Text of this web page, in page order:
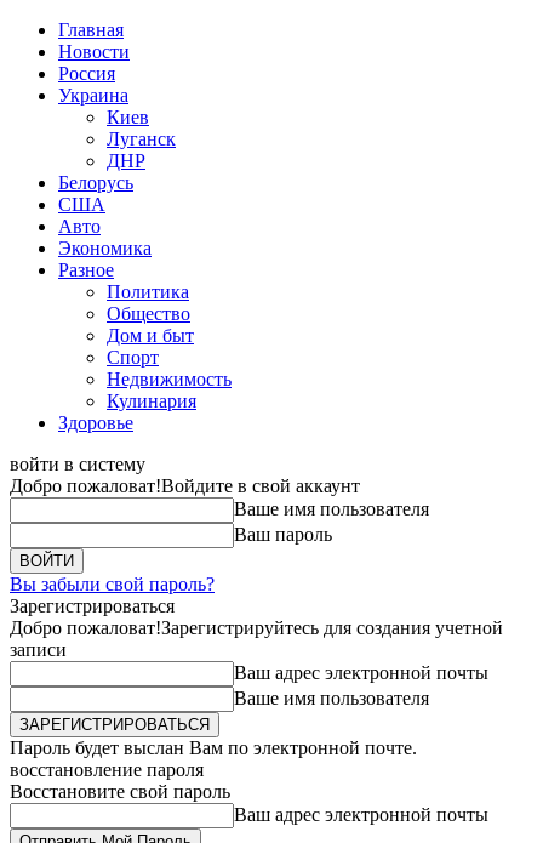
Главная
Новости
Россия
Украина
Киев
Луганск
ДНР
Белорусь
США
Авто
Экономика
Разное
Политика
Общество
Дом и быт
Спорт
Недвижимость
Кулинария
Здоровье
войти в систему
Добро пожаловат!Войдите в свой аккаунт
Ваше имя пользователя
Ваш пароль
Вы забыли свой пароль?
Зарегистрироваться
Добро пожаловат!Зарегистрируйтесь для создания учетной
записи
Ваш адрес электронной почты
Ваше имя пользователя
Пароль будет выслан Вам по электронной почте.
восстановление пароля
Восстановите свой пароль
Ваш адрес электронной почты